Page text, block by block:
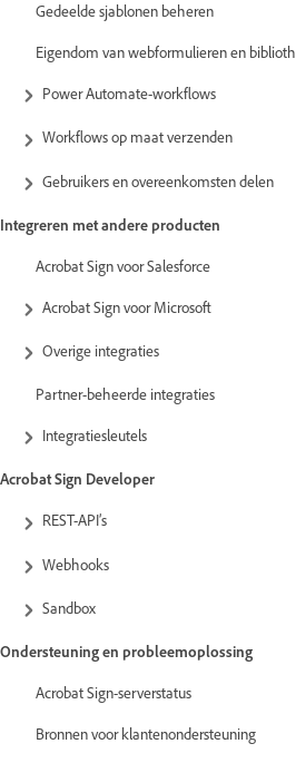
Gedeelde sjablonen beheren
Eigendom van webformulieren en
Power Automate-workflows
Workflows op maat verzenden
Gebruikers en overeenkomsten delen
Integreren met andere producten
Acrobat Sign voor Salesforce
Acrobat Sign voor Microsoft
Overige integraties
Partner-beheerde integraties
Integratiesleutels
Acrobat Sign Developer
REST-API’s
Webhooks
Sandbox
Ondersteuning en probleemoplossing
Acrobat Sign-serverstatus
Bronnen voor klantenondersteuning